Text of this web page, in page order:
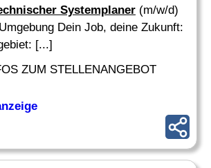
Systemplaner (m/w/d)
Dein Job, deine Zukunft:
[...]
ZUM STELLENANGEBOT